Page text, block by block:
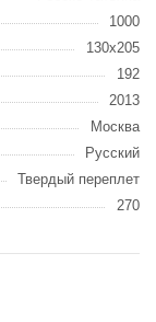
1000
130х205
192
2013
Москва
Русский
Твердый переплет
270